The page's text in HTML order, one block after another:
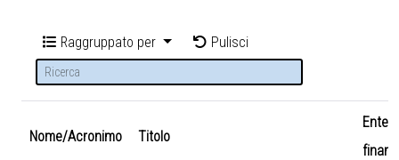
Raggruppato per Pulisci
Nome/Acronimo Titolo
Ente